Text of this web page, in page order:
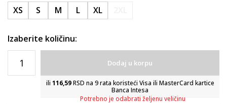
XS S M L XL
Izaberite količinu:
Dodaj u korpu
ili 116,59RSD na 9 rata koristeći Visa ili MasterCard kartice
Banca Intesa
Potrebno je odabrati željenu veličinu